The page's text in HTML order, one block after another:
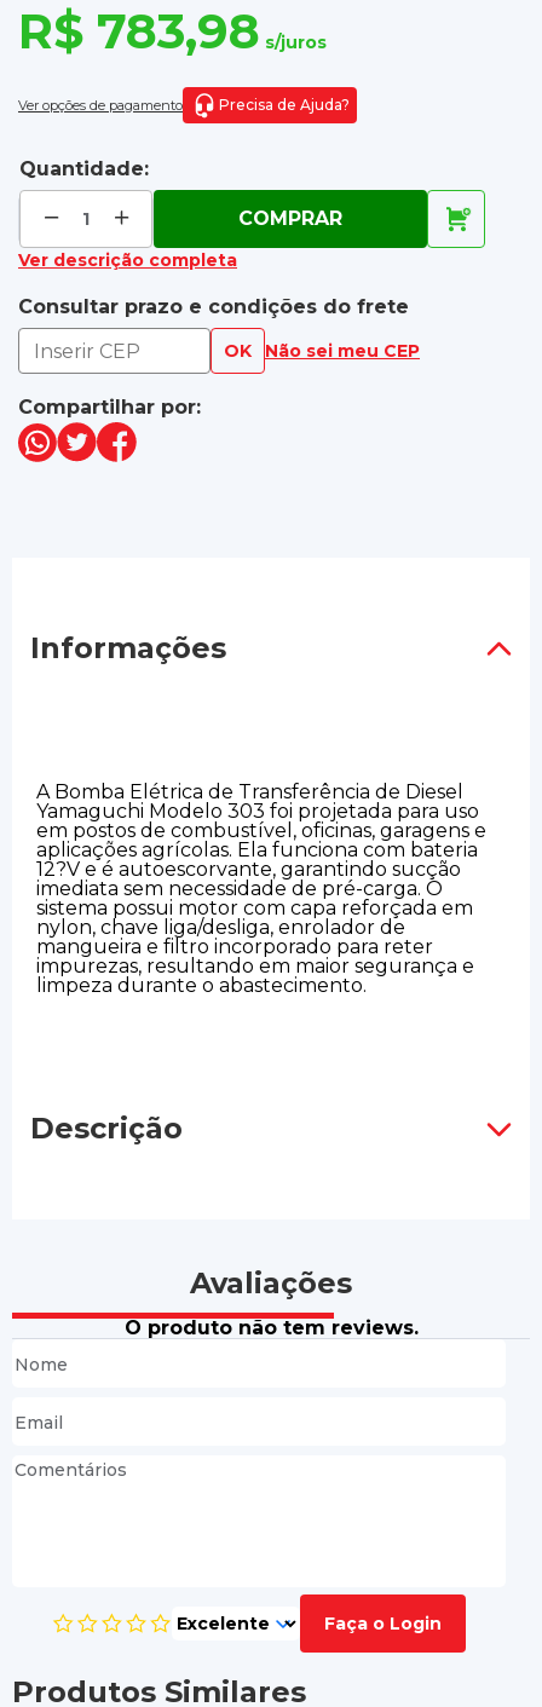
R$ 783,98 s/juros
Ver opções de pagamento Precisa de Ajuda?
Quantidade:
COMPRAR
Ver descrição completa
Consultar prazo e condições do frete
OK Não sei meu CEP
Compartilhar por:
Informações
A Bomba Elétrica de Transferência de Diesel
Yamaguchi Modelo 303 foi projetada para uso
em postos de combustível, oficinas, garagens e
aplicações agrícolas. Ela funciona com bateria
12?V e é autoescorvante, garantindo sucção
imediata sem necessidade de pré-carga. O
sistema possui motor com capa reforçada em
nylon, chave liga/desliga, enrolador de
mangueira e filtro incorporado para reter
impurezas, resultando em maior segurança e
limpeza durante o abastecimento.
Descrição
Avaliações
O produto não tem reviews.
Faça o Login
Produtos Similares